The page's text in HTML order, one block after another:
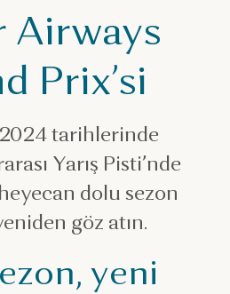
Airways
Prix’si
tarihlerinde
Yarış Pisti’nde
dolu sezon
göz atın.
yeni